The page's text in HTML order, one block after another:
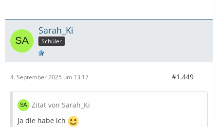
Sarah_Ki
Schüler
4. September 2025 um 13:17 #1.449
Zitat von Sarah_Ki
Ja die habe ich